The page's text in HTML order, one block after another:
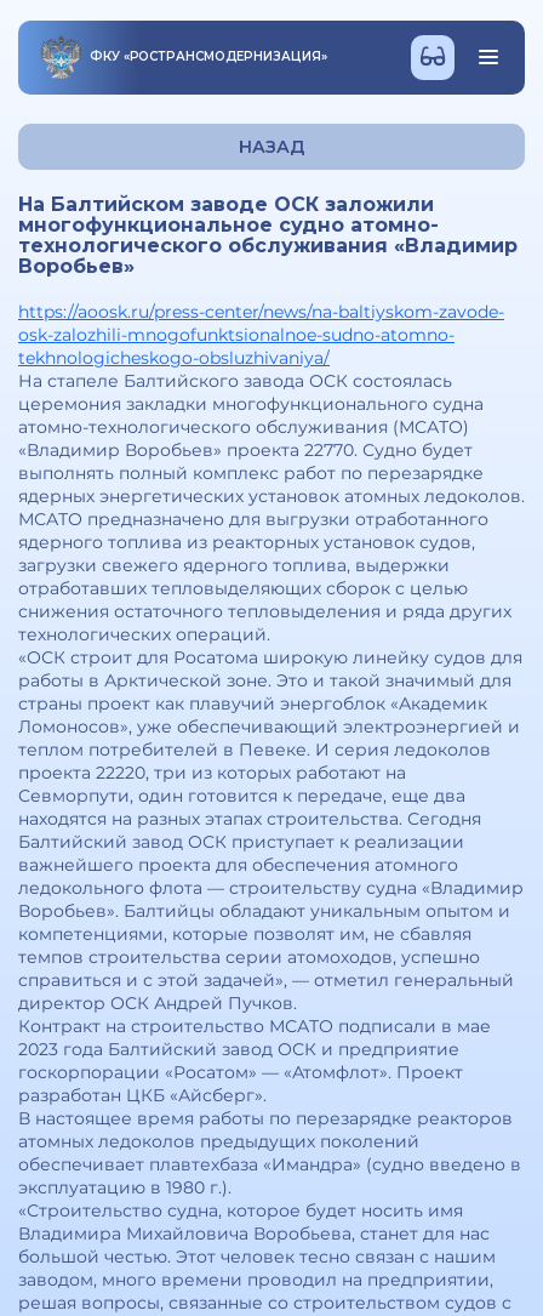
ФКУ «РОСТРАНСМОДЕРНИЗАЦИЯ»
НАЗАД
На Балтийском заводе ОСК заложили
многофункциональное судно атомно-
технологического обслуживания «Владимир
Воробьев»
https://aoosk.ru/press-center/news/na-baltiyskom-zavode-
osk-zalozhili-mnogofunktsionalnoe-sudno-atomno-
tekhnologicheskogo-obsluzhivaniya/
На стапеле Балтийского завода ОСК состоялась
церемония закладки многофункционального судна
атомно-технологического обслуживания (МСАТО)
«Владимир Воробьев» проекта 22770. Судно будет
выполнять полный комплекс работ по перезарядке
ядерных энергетических установок атомных ледоколов.
МСАТО предназначено для выгрузки отработанного
ядерного топлива из реакторных установок судов,
загрузки свежего ядерного топлива, выдержки
отработавших тепловыделяющих сборок с целью
снижения остаточного тепловыделения и ряда других
технологических операций.
«ОСК строит для Росатома широкую линейку судов для
работы в Арктической зоне. Это и такой значимый для
страны проект как плавучий энергоблок «Академик
Ломоносов», уже обеспечивающий электроэнергией и
теплом потребителей в Певеке. И серия ледоколов
проекта 22220, три из которых работают на
Севморпути, один готовится к передаче, еще два
находятся на разных этапах строительства. Сегодня
Балтийский завод ОСК приступает к реализации
важнейшего проекта для обеспечения атомного
ледокольного флота — строительству судна «Владимир
Воробьев». Балтийцы обладают уникальным опытом и
компетенциями, которые позволят им, не сбавляя
темпов строительства серии атомоходов, успешно
справиться и с этой задачей», — отметил генеральный
директор ОСК Андрей Пучков.
Контракт на строительство МСАТО подписали в мае
2023 года Балтийский завод ОСК и предприятие
госкорпорации «Росатом» — «Атомфлот». Проект
разработан ЦКБ «Айсберг».
В настоящее время работы по перезарядке реакторов
атомных ледоколов предыдущих поколений
обеспечивает плавтехбаза «Имандра» (судно введено в
эксплуатацию в 1980 г.).
«Строительство судна, которое будет носить имя
Владимира Михайловича Воробьева, станет для нас
большой честью. Этот человек тесно связан с нашим
заводом, много времени проводил на предприятии,
решая вопросы, связанные со строительством судов с